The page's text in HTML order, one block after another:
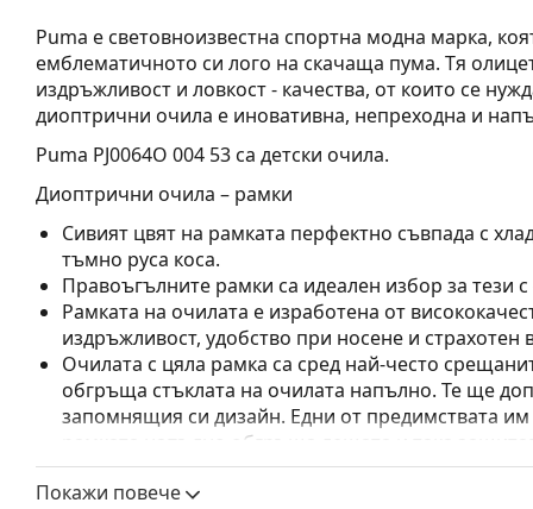
Puma е световноизвестна спортна модна марка,
емблематичното си лого на скачаща пума. Тя
издръжливост и ловкост - качества, от които се
диоптрични очила е иновативна, непреходна и
Puma PJ0064O 004 53са детски очила.
Диоптрични очила – рамки
Сивият цвят на рамката перфектно съвпада с
тъмно руса коса.
Правоъгълните рамки са идеален избор за тези
Рамката на очилата е изработена от
издръжливост, удобство при носене и страхотен
Очилата с цяла рамка са сред най-често
обгръща стъклата на очилата напълно. Те ще
запомнящия си дизайн. Едни от предимствата
рамката напълно обгръща лещата и така
за всички лещи, включително тези с по-висока
Регулируемите подложки за нос позволяват
Покажи повече